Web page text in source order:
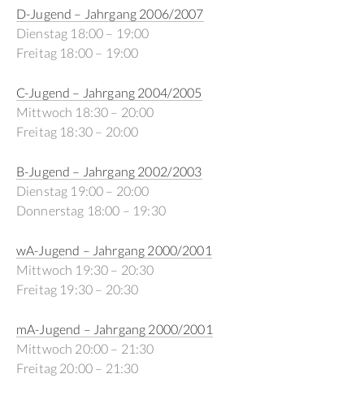
D-Jugend – Jahrgang 2006/2007
Dienstag 18:00 – 19:00
Freitag 18:00 – 19:00
C-Jugend – Jahrgang 2004/2005
Mittwoch 18:30 – 20:00
Freitag 18:30 – 20:00
B-Jugend – Jahrgang 2002/2003
Dienstag 19:00 – 20:00
Donnerstag 18:00 – 19:30
wA-Jugend – Jahrgang 2000/2001
Mittwoch 19:30 – 20:30
Freitag 19:30 – 20:30
mA-Jugend – Jahrgang 2000/2001
Mittwoch 20:00 – 21:30
Freitag 20:00 – 21:30